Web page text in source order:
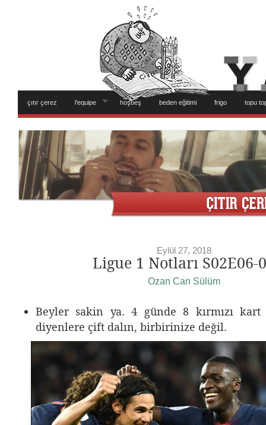
çıtır çerez l’equipe hoşbeş beden eğitimi frigo topu
Eylül 27, 2018
Ligue 1 Notları S02E06-
Ozan Can Sülüm
Beyler sakin ya. 4 günde 8 kırmızı kart
diyenlere çift dalın, birbirinize değil.